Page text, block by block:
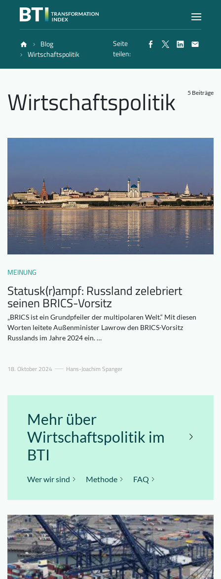
Index
Downloads Wer wir sind
Newsletter
Kontakt
EN
Blog
Wirtschaftspolitik
Seite
teilen:
Wirtschaftspolitik 5 Beiträge
MEINUNG
Statusk(r)ampf: Russland zelebriert
seinen BRICS-Vorsitz
„BRICS ist ein Grundpfeiler der multipolaren Welt.“ Mit diesen
Worten leitete Außenminister Lawrow den BRICS-Vorsitz
Russlands im Jahre 2024 ein. …
18. Oktober 2024 Hans-Joachim Spanger
Mehr über
Wirtschaftspolitik im
BTI
Wer wir sind Methode FAQ